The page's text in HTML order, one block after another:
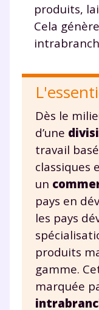
produits,
Cela
Dès le
d’une
travail
classiques
un
pays en
les pays
produits
gamme.
marquée
Votre adresse
vous envoyer
désinscrire à
désinscription
personnelles et
consulternotre